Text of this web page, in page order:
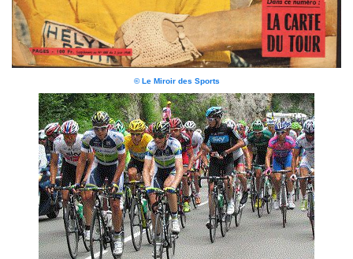
© Le Miroir des Sports